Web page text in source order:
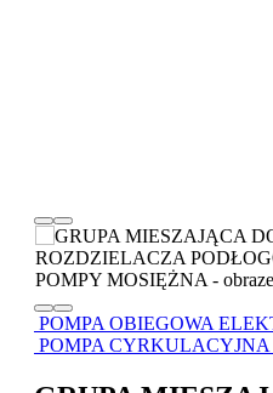
POMPA OBIEGOWA
POMPA